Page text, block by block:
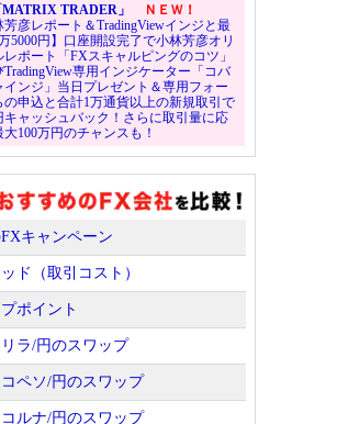
TRADER」
ＮＥＷ！
芳彦レポート＆TradingViewインジと最
5000円】口座開設完了で小林芳彦オリ
レポート「FXスキャルピングのコツ」
TradingView専用インジケーター「コバ
インジ」当日プレゼント＆専用フォー
の申込と合計1万通貨以上の新規取引で
キャッシュバック！さらに取引量に応
大100万円のチャンスも！
キャンペーン
ド（取引コスト）
ポイント
リラ/円のスワップ
コペソ/円のスワップ
ルナ/円のスワップ